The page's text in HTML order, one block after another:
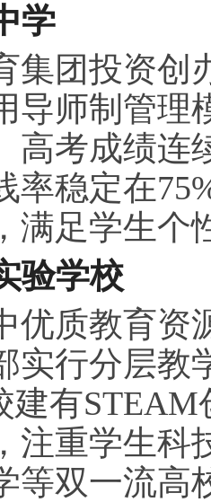
学
集团投资创
导师制管理
高考成绩连
率稳定在
满足学生个
验学校
优质教育资
实行分层教
建有
注重学生科
等双一流高